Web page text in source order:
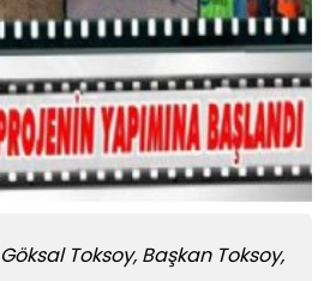
Toksoy, Başkan Toksoy,